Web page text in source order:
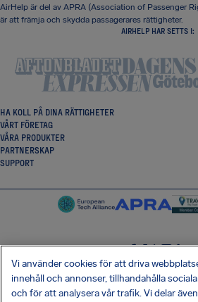
AirHelp är del av APRA (Association of Passenger
är att främja och skydda passagerares rättigheter.
AIRHELP HAR SETTS I:
HA KOLL PÅ DINA RÄTTIGHETER
VÅRT FÖRETAG
VÅRA PRODUKTER
PARTNERSKAP
SUPPORT
SocialFacebook
SocialTwitter
HÄMTA VÅR GRATIS-APP
Vi använder cookies för att driva
innehåll och annonser, tillhandahålla
och för att analysera vår trafik. Vi delar